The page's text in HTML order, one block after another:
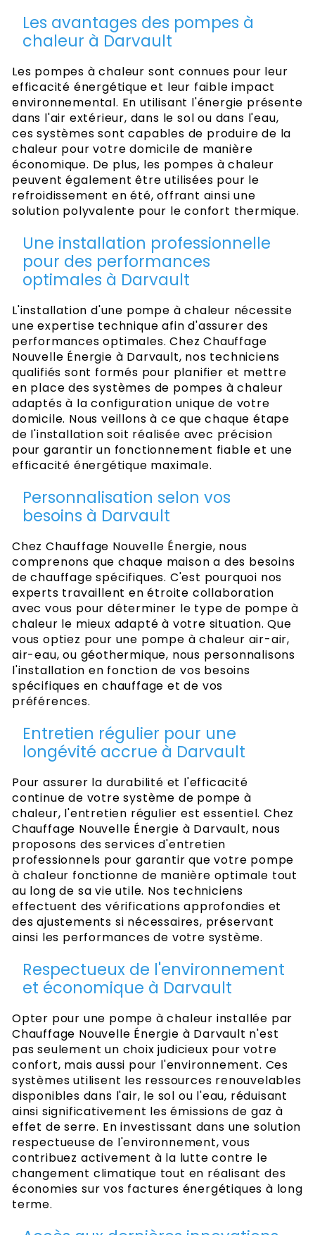
Les avantages des pompes à
chaleur à Darvault
Les pompes à chaleur sont connues pour leur
efficacité énergétique et leur faible impact
environnemental. En utilisant l'énergie présente
dans l'air extérieur, dans le sol ou dans l'eau,
ces systèmes sont capables de produire de la
chaleur pour votre domicile de manière
économique. De plus, les pompes à chaleur
peuvent également être utilisées pour le
refroidissement en été, offrant ainsi une
solution polyvalente pour le confort thermique.
Une installation professionnelle
pour des performances
optimales à Darvault
L'installation d'une pompe à chaleur nécessite
une expertise technique afin d'assurer des
performances optimales. Chez Chauffage
Nouvelle Énergie à Darvault, nos techniciens
qualifiés sont formés pour planifier et mettre
en place des systèmes de pompes à chaleur
adaptés à la configuration unique de votre
domicile. Nous veillons à ce que chaque étape
de l'installation soit réalisée avec précision
pour garantir un fonctionnement fiable et une
efficacité énergétique maximale.
Personnalisation selon vos
besoins à Darvault
Chez Chauffage Nouvelle Énergie, nous
comprenons que chaque maison a des besoins
de chauffage spécifiques. C'est pourquoi nos
experts travaillent en étroite collaboration
avec vous pour déterminer le type de pompe à
chaleur le mieux adapté à votre situation. Que
vous optiez pour une pompe à chaleur air-air,
air-eau, ou géothermique, nous personnalisons
l'installation en fonction de vos besoins
spécifiques en chauffage et de vos
préférences.
Entretien régulier pour une
longévité accrue à Darvault
Pour assurer la durabilité et l'efficacité
continue de votre système de pompe à
chaleur, l'entretien régulier est essentiel. Chez
Chauffage Nouvelle Énergie à Darvault, nous
proposons des services d'entretien
professionnels pour garantir que votre pompe
à chaleur fonctionne de manière optimale tout
au long de sa vie utile. Nos techniciens
effectuent des vérifications approfondies et
des ajustements si nécessaires, préservant
ainsi les performances de votre système.
Respectueux de l'environnement
et économique à Darvault
Opter pour une pompe à chaleur installée par
Chauffage Nouvelle Énergie à Darvault n'est
pas seulement un choix judicieux pour votre
confort, mais aussi pour l'environnement. Ces
systèmes utilisent les ressources renouvelables
disponibles dans l'air, le sol ou l'eau, réduisant
ainsi significativement les émissions de gaz à
effet de serre. En investissant dans une solution
respectueuse de l'environnement, vous
contribuez activement à la lutte contre le
changement climatique tout en réalisant des
économies sur vos factures énergétiques à long
terme.